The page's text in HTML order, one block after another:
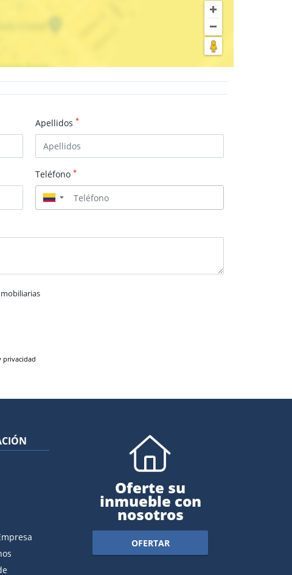
Apellidos *
Teléfono *
▼
privacidad
Oferte su
inmueble con
nosotros
OFERTAR